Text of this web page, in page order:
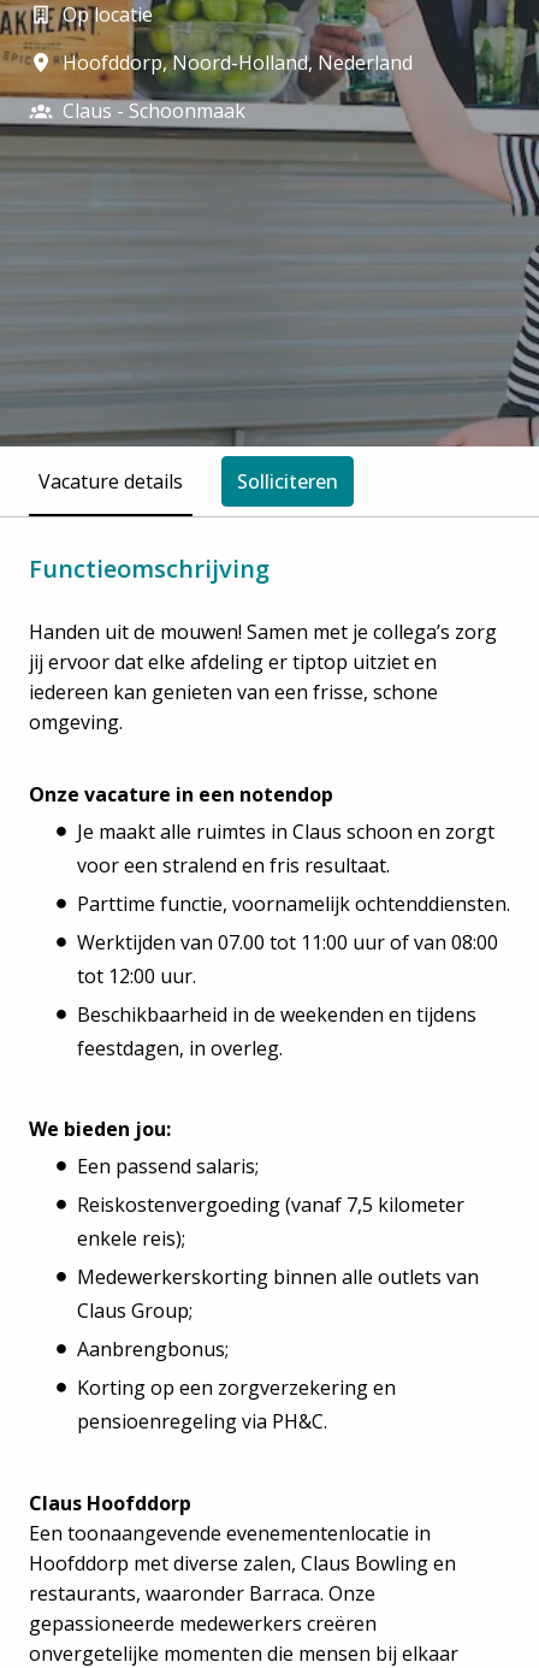
Op locatie
Hoofddorp,Noord-Holland, Nederland
Claus - Schoonmaak
Vacature details Solliciteren
Functieomschrijving
Handen uit de mouwen! Samen met je collega’s zorg
jij ervoor dat elke afdeling er tiptop uitziet en
iedereen kan genieten van een frisse, schone
omgeving.
Onze vacature in een notendop
Je maakt alle ruimtes in Claus schoon en zorgt
voor een stralend en fris resultaat.
Parttime functie, voornamelijk ochtenddiensten.
Werktijden van 07.00 tot 11:00 uur of van 08:00
tot 12:00 uur.
Beschikbaarheid in de weekenden en tijdens
feestdagen, in overleg.
We bieden jou:
Een passend salaris;
Reiskostenvergoeding (vanaf 7,5 kilometer
enkele reis);
Medewerkerskorting binnen alle outlets van
Claus Group;
Aanbrengbonus;
Korting op een zorgverzekering en
pensioenregeling via PH&C.
Claus Hoofddorp
Een toonaangevende evenementenlocatie in
Hoofddorp met diverse zalen, Claus Bowling en
restaurants, waaronder Barraca. Onze
gepassioneerde medewerkers creëren
onvergetelijke momenten die mensen bij elkaar